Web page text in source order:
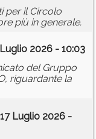
per il Circolo
più in generale.
2026 - 10:03
del Gruppo
riguardante la
Luglio 2026 -